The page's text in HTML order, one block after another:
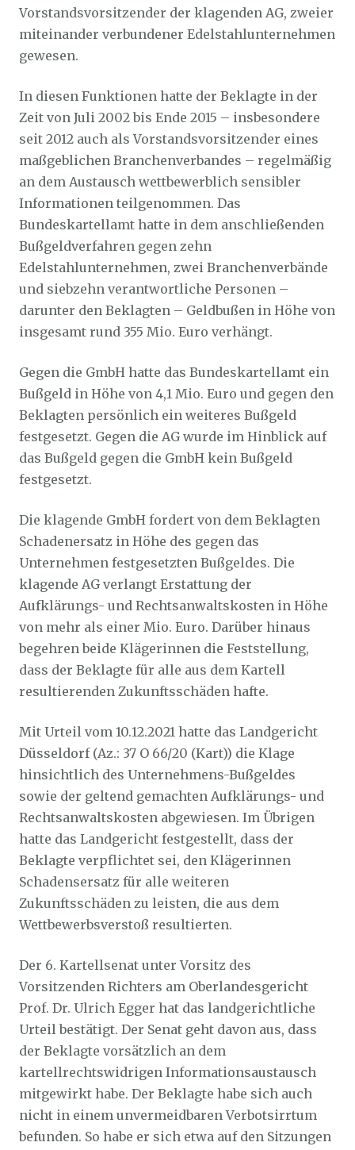
Vorstandsvorsitzender der klagenden AG, zweier
miteinander verbundener Edelstahlunternehmen
gewesen.
In diesen Funktionen hatte der Beklagte in der
Zeit von Juli 2002 bis Ende 2015 – insbesondere
seit 2012 auch als Vorstandsvorsitzender eines
maßgeblichen Branchenverbandes – regelmäßig
an dem Austausch wettbewerblich sensibler
Informationen teilgenommen. Das
Bundeskartellamt hatte in dem anschließenden
Bußgeldverfahren gegen zehn
Edelstahlunternehmen, zwei Branchenverbände
und siebzehn verantwortliche Personen –
darunter den Beklagten – Geldbußen in Höhe von
insgesamt rund 355 Mio. Euro verhängt.
Gegen die GmbH hatte das Bundeskartellamt ein
Bußgeld in Höhe von 4,1 Mio. Euro und gegen den
Beklagten persönlich ein weiteres Bußgeld
festgesetzt. Gegen die AG wurde im Hinblick auf
das Bußgeld gegen die GmbH kein Bußgeld
festgesetzt.
Die klagende GmbH fordert von dem Beklagten
Schadenersatz in Höhe des gegen das
Unternehmen festgesetzten Bußgeldes. Die
klagende AG verlangt Erstattung der
Aufklärungs- und Rechtsanwaltskosten in Höhe
von mehr als einer Mio. Euro. Darüber hinaus
begehren beide Klägerinnen die Feststellung,
dass der Beklagte für alle aus dem Kartell
resultierenden Zukunftsschäden hafte.
Mit Urteil vom 10.12.2021 hatte das Landgericht
Düsseldorf (Az.: 37 O 66/20 (Kart)) die Klage
hinsichtlich des Unternehmens-Bußgeldes
sowie der geltend gemachten Aufklärungs- und
Rechtsanwaltskosten abgewiesen. Im Übrigen
hatte das Landgericht festgestellt, dass der
Beklagte verpflichtet sei, den Klägerinnen
Schadensersatz für alle weiteren
Zukunftsschäden zu leisten, die aus dem
Wettbewerbsverstoß resultierten.
Der 6. Kartellsenat unter Vorsitz des
Vorsitzenden Richters am Oberlandesgericht
Prof. Dr. Ulrich Egger hat das landgerichtliche
Urteil bestätigt. Der Senat geht davon aus, dass
der Beklagte vorsätzlich an dem
kartellrechtswidrigen Informationsaustausch
mitgewirkt habe. Der Beklagte habe sich auch
nicht in einem unvermeidbaren Verbotsirrtum
befunden. So habe er sich etwa auf den Sitzungen